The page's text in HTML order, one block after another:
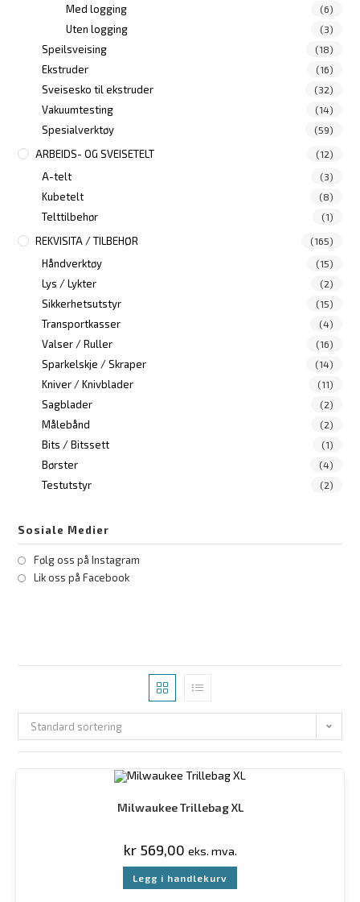
Med logging (6)
Uten logging (3)
Speilsveising (18)
Ekstruder (16)
Sveisesko til ekstruder (32)
Vakuumtesting (14)
Spesialverktøy (59)
ARBEIDS- OG SVEISETELT (12)
A-telt (3)
Kubetelt (8)
Telttilbehør (1)
REKVISITA / TILBEHØR (165)
Håndverktøy (15)
Lys / Lykter (2)
Sikkerhetsutstyr (15)
Transportkasser (4)
Valser / Ruller (16)
Sparkelskje / Skraper (14)
Kniver / Knivblader (11)
Sagblader (2)
Målebånd (2)
Bits / Bitssett (1)
Børster (4)
Testutstyr (2)
Sosiale Medier
Følg oss på Instagram
Lik oss på Facebook
Standard sortering
Milwaukee Trillebag XL
kr569,00 eks. mva.
Legg i handlekurv